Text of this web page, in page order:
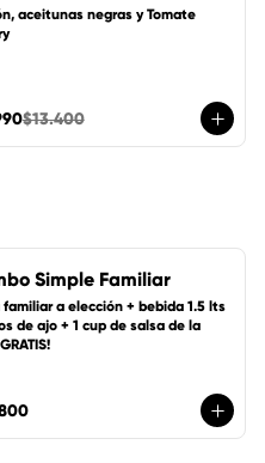
aceitunas negras y Tomate
$13.400
Simple Familiar
familiar a elección + bebida 1.5 lts
de ajo + 1 cup de salsa de la